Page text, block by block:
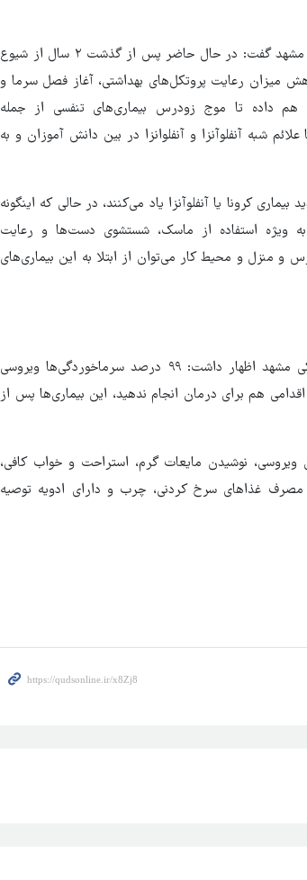
رییس گروه پیشگیری از بیماری‌های واگیردار دانشگاه علوم پزشکی مشهد گفت: در حال حاضر پس از گذشت ۲ سال‌ از شیوع
رعایت پروتکل‌های بهداشتی، آغاز فصل سرما و
تا موج زودرس بیماری‌های تنفسی از جمله
شبه آنفلوآنزا و آنفلوانزا در بین دانش آموزان و به
کرونا یا آنفلوآنزا یاد می‌کنند، در حالی که اینگونه
ویژه استفاده از ماسک، شستشوی دست‌ها و رعایت
و منزل و محیط کار می‌توان از ابتلا به این بیماری‌های
رییس گروه پیشگیری از بیماری‌های واگیردار دانشگاه علوم پزشکی مشهد اظهار داشت: ۹۹ درصد سرماخوردگی‌ها ویروسی
هم برای درمان انجام ندهید، این بیماری‌ها پس از
ویروسی، نوشیدن مایعات گرم، استراحت و خواب کافی،
غذاهای سرخ کردنی، چرب و دارای ادویه توصیه
و
۳ میلیون زائر اربعین به کشور